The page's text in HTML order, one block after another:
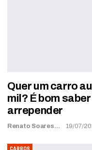
Quer um carro
mil? É bom
arrepender
Renato Soares 19/07/